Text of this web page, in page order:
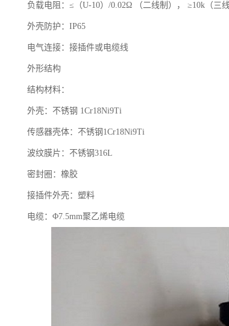
负载电阻：≤（U-10）/0.02Ω （二线制）， ≥10k（三线
外壳防护：IP65
电气连接：接插件或电缆线
外形结构
结构材料：
外壳：不锈钢 1Cr18Ni9Ti
传感器壳体：不锈钢1Cr18Ni9Ti
波纹膜片：不锈钢316L
密封圈：橡胶
接插件外壳：塑料
电缆：Φ7.5mm聚乙烯电缆